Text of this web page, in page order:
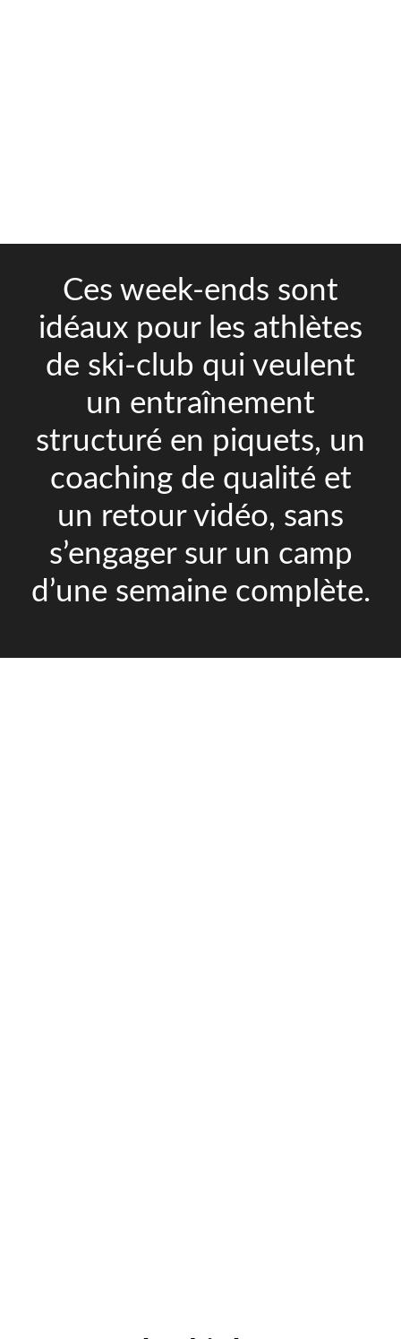
Ces week-ends sont
idéaux pour les athlètes
de ski-club qui veulent
un entraînement
structuré en piquets, un
coaching de qualité et
un retour vidéo, sans
s’engager sur un camp
d’une semaine complète.